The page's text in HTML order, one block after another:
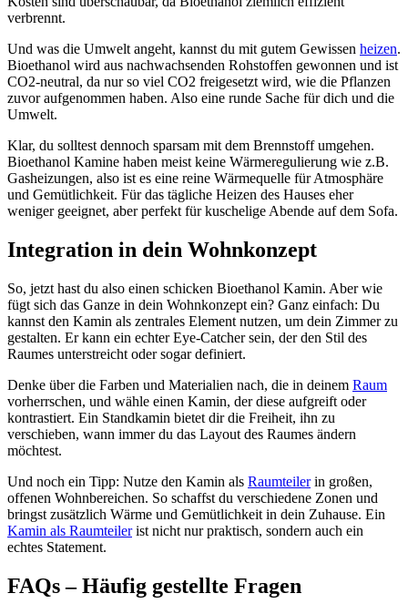
verbrennt.
Und was die Umwelt angeht, kannst du mit gutem Gewissen heizen.
Bioethanol wird aus nachwachsenden Rohstoffen gewonnen und ist
CO2-neutral, da nur so viel CO2 freigesetzt wird, wie die Pflanzen
zuvor aufgenommen haben. Also eine runde Sache für dich und die
Umwelt.
Klar, du solltest dennoch sparsam mit dem Brennstoff umgehen.
Bioethanol Kamine haben meist keine Wärmeregulierung wie z.B.
Gasheizungen, also ist es eine reine Wärmequelle für Atmosphäre
und Gemütlichkeit. Für das tägliche Heizen des Hauses eher
weniger geeignet, aber perfekt für kuschelige Abende auf dem Sofa.
Integration in dein Wohnkonzept
So, jetzt hast du also einen schicken Bioethanol Kamin. Aber wie
fügt sich das Ganze in dein Wohnkonzept ein? Ganz einfach: Du
kannst den Kamin als zentrales Element nutzen, um dein Zimmer zu
gestalten. Er kann ein echter Eye-Catcher sein, der den Stil des
Raumes unterstreicht oder sogar definiert.
Denke über die Farben und Materialien nach, die in deinem Raum
vorherrschen, und wähle einen Kamin, der diese aufgreift oder
kontrastiert. Ein Standkamin bietet dir die Freiheit, ihn zu
verschieben, wann immer du das Layout des Raumes ändern
möchtest.
Und noch ein Tipp: Nutze den Kamin als Raumteilerin großen,
offenen Wohnbereichen. So schaffst du verschiedene Zonen und
bringst zusätzlich Wärme und Gemütlichkeit in dein Zuhause. Ein
Kamin als Raumteilerist nicht nur praktisch, sondern auch ein
echtes Statement.
FAQs – Häufig gestellte Fragen